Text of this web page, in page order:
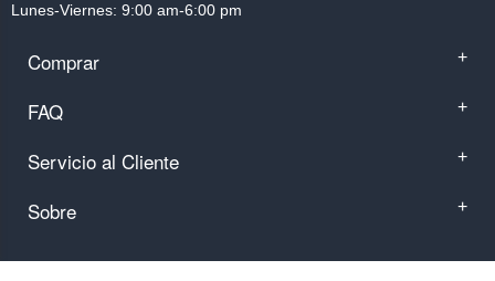
Lunes-Viernes: 9:00 am-6:00 pm
Comprar +
FAQ +
Servicio al Cliente +
Sobre +